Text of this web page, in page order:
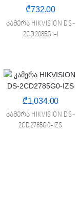
₾732.00
კამერა HIKVISION DS-
2CD2085G1-I
₾1,034.00
კამერა HIKVISION DS-
2CD2785G0-IZS